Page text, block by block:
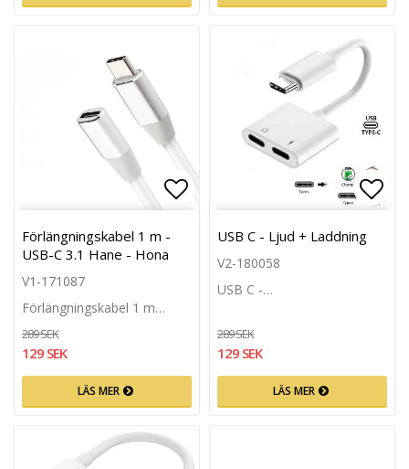
Lägg till i favoritlistan
Förlängningskabel 1 m -
USB-C 3.1 Hane - Hona
V1-171087
Förlängningskabel 1 m…
289 SEK
129 SEK
LÄS MER
USB C - Ljud + Laddning
V2-180058
USB C -…
289 SEK
129 SEK
LÄS MER